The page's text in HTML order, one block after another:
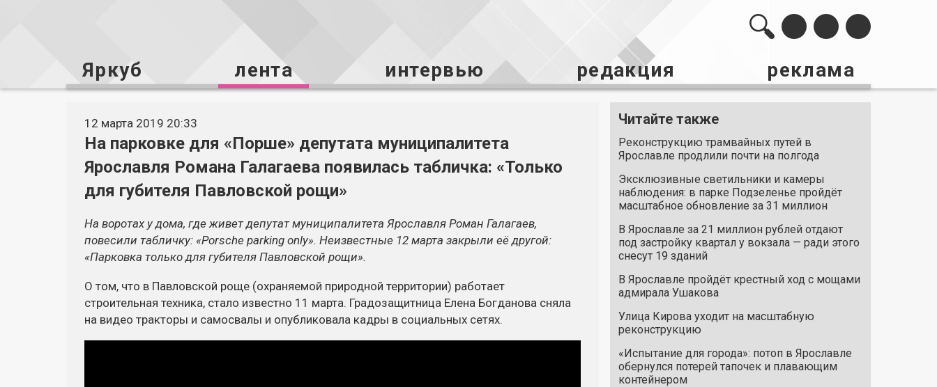
Яркуб лента интервью редакция реклама
12 марта 2019 20:33
На парковке для «Порше» депутата муниципалитета
Ярославля Романа Галагаева появилась табличка: «Только
для губителя Павловской рощи»
На воротах у дома, где живет депутат муниципалитета Ярославля Роман Галагаев,
повесили табличку: «Porsche parking only». Неизвестные 12 марта закрыли её другой:
«Парковка только для губителя Павловской рощи».
О том, что в Павловской роще (охраняемой природной территории) работает
строительная техника, стало известно 11 марта. Градозащитница Елена Богданова сняла
на видео тракторы и самосвалы и опубликовала кадры в социальных сетях.
Читайте также
Реконструкцию трамвайных путей в
Ярославле продлили почти на полгода
Эксклюзивные светильники и камеры
наблюдения: в парке Подзеленье пройдёт
масштабное обновление за 31 миллион
В Ярославле за 21 миллион рублей отдают
под застройку квартал у вокзала — ради этого
снесут 19 зданий
В Ярославле пройдёт крестный ход с мощами
адмирала Ушакова
Улица Кирова уходит на масштабную
реконструкцию
«Испытание для города»: потоп в Ярославле
обернулся потерей тапочек и плавающим
контейнером